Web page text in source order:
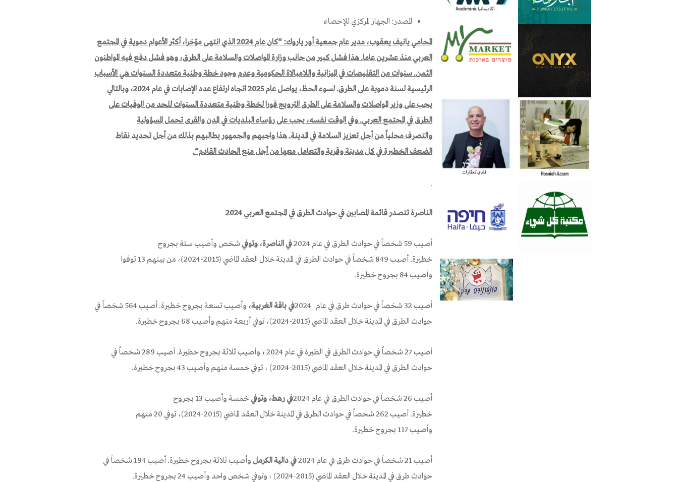
المصدر: الجهاز المركزي للإحصاء
المحامي يانيف يعقوب، مدير عام جمعية أور ياروك: “كان عام
الذي انتهى مؤخرا، أكثر الأعوام دموية في المجتمع
العربي منذ عشرين عاما. هذا فشل كبير من جانب وزارة المواصلات والسلامة على الطرق، وهو فشل دفع فيه المواطنون
الثمن. سنوات من التقليصات في الميزانية واللامبالاة الحكومية وعدم وجود خطة وطنية متعددة السنوات هي الأسباب
الرئيسية لسنة دموية على الطرق.لسوء الحظ، يواصل عام2025 اتجاه ارتفاع عدد الإصابات في عام
، وبالتالي
يجب على وزير المواصلات والسلامة على الطرق الترويج فورا لخطة وطنية متعددة السنوات للحد من الوفيات على
الطرق في المجتمع العربي. وفي الوقت نفسه، يجب على رؤساء البلديات في المدن والقرى تحمل المسؤولية
والتصرف محلياًمن أجل تعزيز السلامة في المدينة. هذا واجبهم والجمهور يطالبهم بذلك من أجل تحديد نقاط
الضعف الخطيرة في كل مدينة وقرية والتعامل معها من أجل منع الحادث القادم“.
الناصرة تتصدر قائمة المصابين في حوادث الطرق في المجتمع العربي
أصيب 59 شخصاً في حوادث الطرق في عام 2024 في الناصرة، وتوفي شخص وأصيب ستة بجروح
خطيرة. أصيب 849 شخصاً في حوادث الطرق في المدينة خلال العقد الماضي (2015-2024)، من بينهم 13 توفوا
وأصيب 84 بجروح خطيرة.
أصيب 32 شخصاً في حوادث طرق في عام 2024 في باقة الغربية،
وأصيب تسعة بجروح خطيرة. أصيب 564 شخصاً في
حوادث الطرق في المدينة خلال العقد الماضي (2015-2024)، توفي أربعة منهم وأصيب 68 بجروح خطيرة.
أصيب 27 شخصاً في حوادث الطرق في الطيرة في عام 2024 ،
وأصيب ثلاثة بجروح خطيرة. أصيب 289 شخصاً في
حوادث الطرق في المدينة خلال العقد الماضي (2015-2024) ، توفي خمسة منهم وأصيب 43 بجروح خطيرة.
أصيب 26 شخصاً في حوادث الطرق في عام 2024 في رهط، وتوفي
خمسة وأصيب 13 بجروح
خطيرة. أصيب 262 شخصاً في حوادث الطرق في المدينة خلال العقد الماضي (2015-2024)، توفي 20 منهم
وأصيب 117 بجروح خطيرة.
أصيب 21 شخصاً في حوادث طرق في عام 2024 في داليةالكرمل
وأصيب ثلاثة بجروح خطيرة. أصيب 194 شخصاً في
حوادث طرق في المدينة خلال العقد الماضي (2015-2024) ، وتوفي شخص واحد وأصيب 24 بجروح خطيرة.